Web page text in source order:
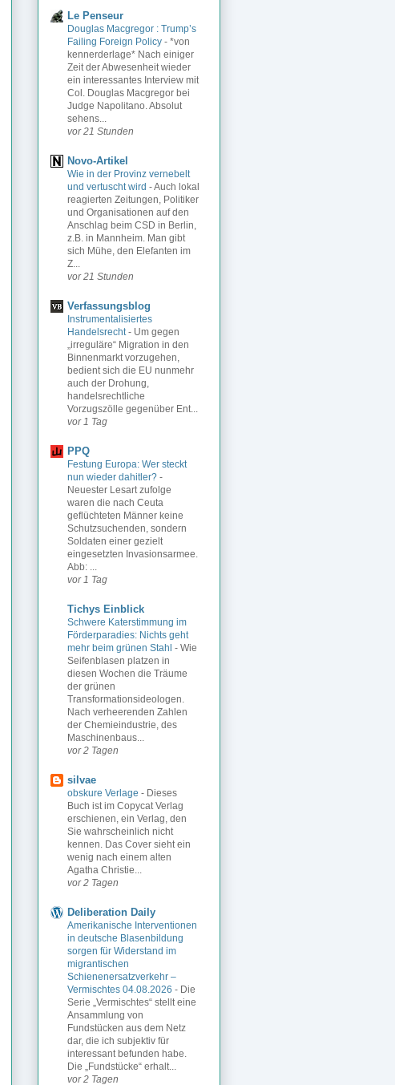
Le Penseur
Douglas Macgregor : Trump’s
Failing Foreign Policy - *von
kennerderlage* Nach einiger
Zeit der Abwesenheit wieder
ein interessantes Interview mit
Col. Douglas Macgregor bei
Judge Napolitano. Absolut
sehens...
vor 21 Stunden
Novo-Artikel
Wie in der Provinz vernebelt
und vertuscht wird -Auch lokal
reagierten Zeitungen, Politiker
und Organisationen auf den
Anschlag beim CSD in Berlin,
z.B. in Mannheim. Man gibt
sich Mühe, den Elefanten im
Z...
vor 21 Stunden
Verfassungsblog
Instrumentalisiertes
Handelsrecht- Um gegen
„irreguläre“ Migration in den
Binnenmarkt vorzugehen,
bedient sich die EU nunmehr
auch der Drohung,
handelsrechtliche
Vorzugszölle gegenüber Ent...
vor 1 Tag
PPQ
Festung Europa: Wer steckt
nun wieder dahitler? -
Neuester Lesart zufolge
waren die nach Ceuta
geflüchteten Männer keine
Schutzsuchenden, sondern
Soldaten einer gezielt
eingesetzten Invasionsarmee.
Abb: ...
vor 1 Tag
Tichys Einblick
Schwere Katerstimmung im
Förderparadies: Nichts geht
mehr beim grünen Stahl - Wie
Seifenblasen platzen in
diesen Wochen die Träume
der grünen
Transformationsideologen.
Nach verheerenden Zahlen
der Chemieindustrie, des
Maschinenbaus...
vor 2 Tagen
silvae
obskure Verlage - Dieses
Buch ist im Copycat Verlag
erschienen, ein Verlag, den
Sie wahrscheinlich nicht
kennen. Das Cover sieht ein
wenig nach einem alten
Agatha Christie...
vor 2 Tagen
Deliberation Daily
Amerikanische Interventionen
in deutsche Blasenbildung
sorgen für Widerstand im
migrantischen
Schienenersatzverkehr –
Vermischtes 04.08.2026 - Die
Serie „Vermischtes“ stellt eine
Ansammlung von
Fundstücken aus dem Netz
dar, die ich subjektiv für
interessant befunden habe.
Die „Fundstücke“ erhalt...
vor 2 Tagen